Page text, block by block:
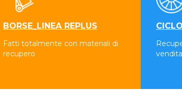
BORSE_LINEA REPLUS
Fatti totalmente con materiali di
recupero
vendita